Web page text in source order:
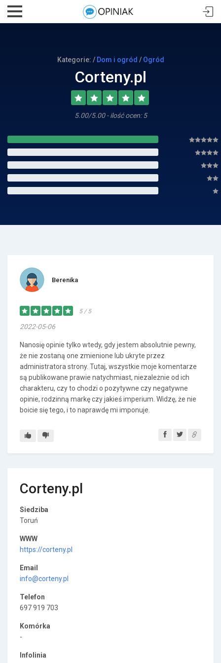
Kategorie: / Dom i ogród / Ogród
Corteny.pl
5.00/5.00 - ilość ocen: 5
Berenika
5 / 5
2022-05-06
Nanosię opinie tylko wtedy, gdy jestem absolutnie pewny,
że nie zostaną one zmienione lub ukryte przez
administratora strony. Tutaj, wszystkie moje komentarze
są publikowane prawie natychmiast, niezależnie od ich
charakteru, czy to chodzi o pozytywne czy negatywne
opinie, rodzinną markę czy jakieś imperium. Widzę, że nie
boicie się tego, i to naprawdę mi imponuje.
Corteny.pl
Siedziba
Toruń
WWW
https://corteny.pl
Email
info@corteny.pl
Telefon
697 919 703
Komórka
-
Infolinia